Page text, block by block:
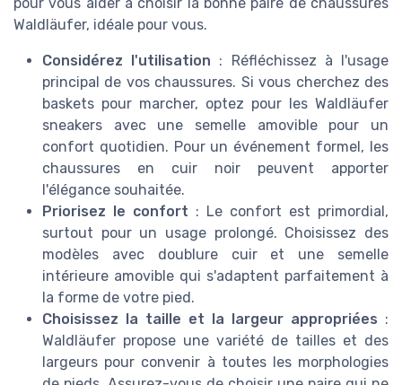
Waldläufer, idéale pour vous.
Considérez l'utilisation : Réfléchissez à l'usage
principal de vos chaussures. Si vous cherchez des
baskets pour marcher, optez pour les Waldläufer
sneakers avec une semelle amovible pour un
confort quotidien. Pour un événement formel, les
chaussures en cuir noir peuvent apporter
l'élégance souhaitée.
Priorisez le confort : Le confort est primordial,
surtout pour un usage prolongé. Choisissez des
modèles avec doublure cuir et une semelle
intérieure amovible qui s'adaptent parfaitement à
la forme de votre pied.
Choisissez la taille et la largeur appropriées :
Waldläufer propose une variété de tailles et des
largeurs pour convenir à toutes les morphologies